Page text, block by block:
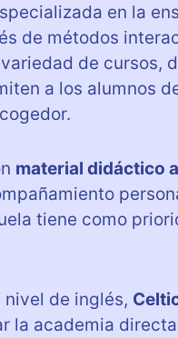
en la
de métodos
de cursos,
a los alumnos
material didáctico
tiene como
nivel de inglés,
la academia